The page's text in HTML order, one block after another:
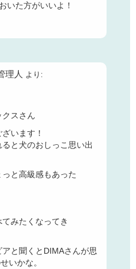
いた方がいいよ！
理人 より:
スさん
います！
と犬のおしっこ思い出
と高級感もあった
みたくなってき
と聞くとDIMAさんが思
いかな。